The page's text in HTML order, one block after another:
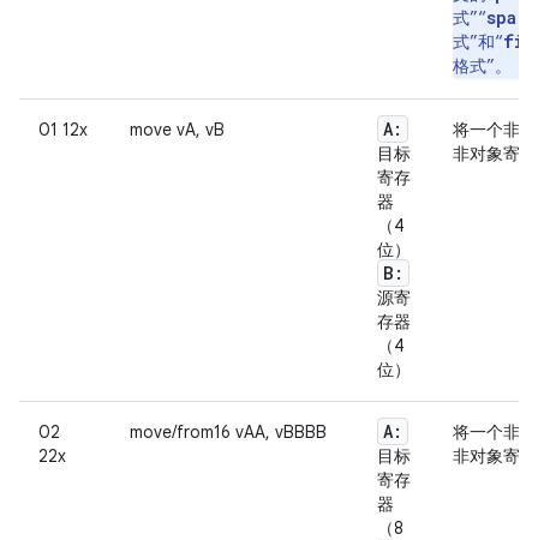
式”“
式”和“
格式”。
01 12x move vA, vB A:
目标
寄存
器
（4
位）
B:
源寄
存器
（4
位）
将一个非
非对象寄
02
22x
move/from16 vAA, vBBBB A:
目标
寄存
器
（8
将一个非
非对象寄